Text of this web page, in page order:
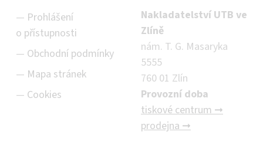
Prohlášení
o přístupnosti
Obchodní podmínky
Mapa stránek
Cookies
Nakladatelství UTB ve
Zlíně
nám. T. G. Masaryka
5555
760 01 Zlín
Provozní doba
tiskové centrum ➞
prodejna ➞